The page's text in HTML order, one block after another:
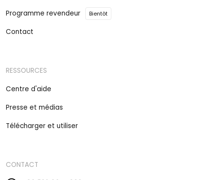
Programme revendeur
Bientôt
Contact
RESSOURCES
Centre d'aide
Presse et médias
Télécharger et utiliser
CONTACT